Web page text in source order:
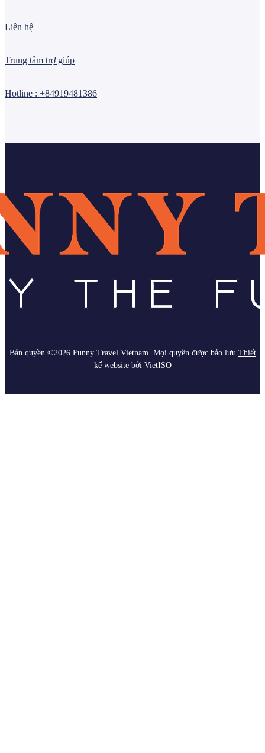
Liên hệ
Trung tâm trợ giúp
Hotline : +84919481386
Bản quyền ©2026 Funny Travel Vietnam. Mọi quyền được bảo lưu Thiết
kế websitebởi VietISO